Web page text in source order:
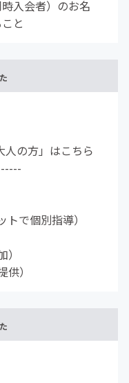
入会者）のお名
と
人の方」はこちら
で個別指導）
）